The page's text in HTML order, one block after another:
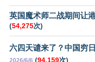
英国魔术师二战期间让
(54,275次)
六四天谴来了？中国穷
2026/6/6 (94,159次)